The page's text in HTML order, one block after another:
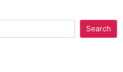
Search